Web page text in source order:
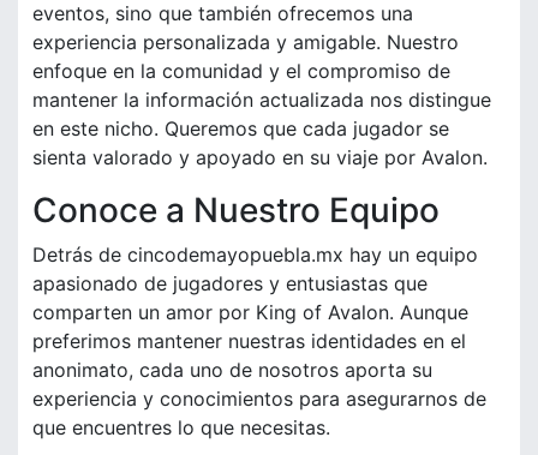
eventos, sino que también ofrecemos una
experiencia personalizada y amigable. Nuestro
enfoque en la comunidad y el compromiso de
mantener la información actualizada nos distingue
en este nicho. Queremos que cada jugador se
sienta valorado y apoyado en su viaje por Avalon.
Conoce a Nuestro Equipo
Detrás de cincodemayopuebla.mx hay un equipo
apasionado de jugadores y entusiastas que
comparten un amor por King of Avalon. Aunque
preferimos mantener nuestras identidades en el
anonimato, cada uno de nosotros aporta su
experiencia y conocimientos para asegurarnos de
que encuentres lo que necesitas.